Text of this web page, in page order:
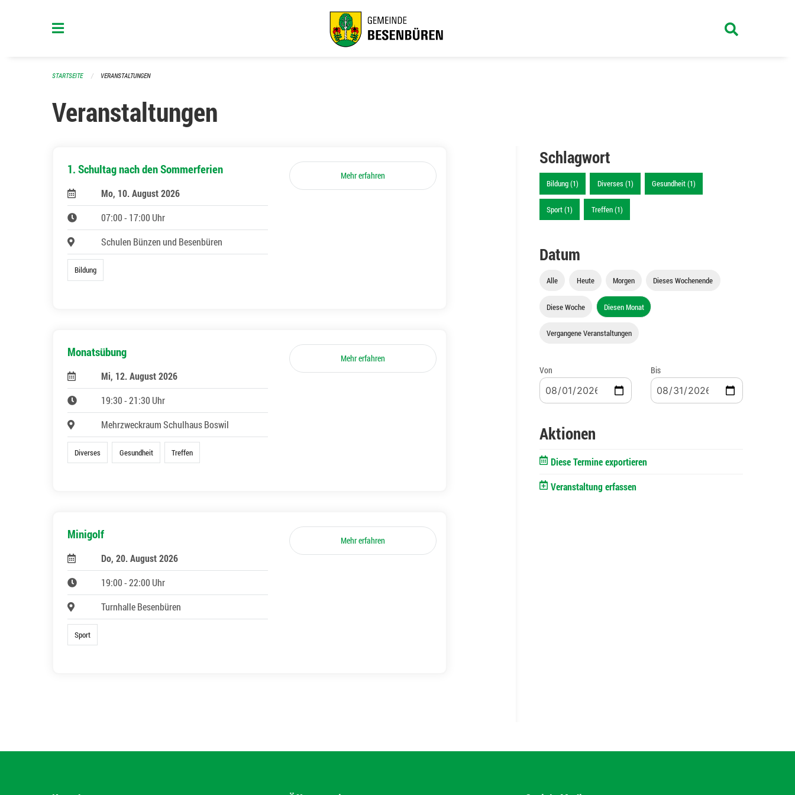
STARTSEITE VERANSTALTUNGEN
Veranstaltungen
1. Schultag nach den Sommerferien
Mo, 10. August 2026
07:00 - 17:00 Uhr
Schulen Bünzen und Besenbüren
Bildung
Mehr erfahren
Monatsübung
Mi, 12. August 2026
19:30 - 21:30 Uhr
Mehrzweckraum Schulhaus Boswil
Diverses Gesundheit Treffen
Mehr erfahren
Minigolf
Do, 20. August 2026
19:00 - 22:00 Uhr
Turnhalle Besenbüren
Sport
Mehr erfahren
Schlagwort
Bildung (1) Diverses (1) Gesundheit (1)
Sport (1) Treffen (1)
Datum
Alle Heute Morgen Dieses Wochenende
Diese Woche Diesen Monat
Vergangene Veranstaltungen
Von Bis
Aktionen
Diese Termine exportieren
Veranstaltung erfassen